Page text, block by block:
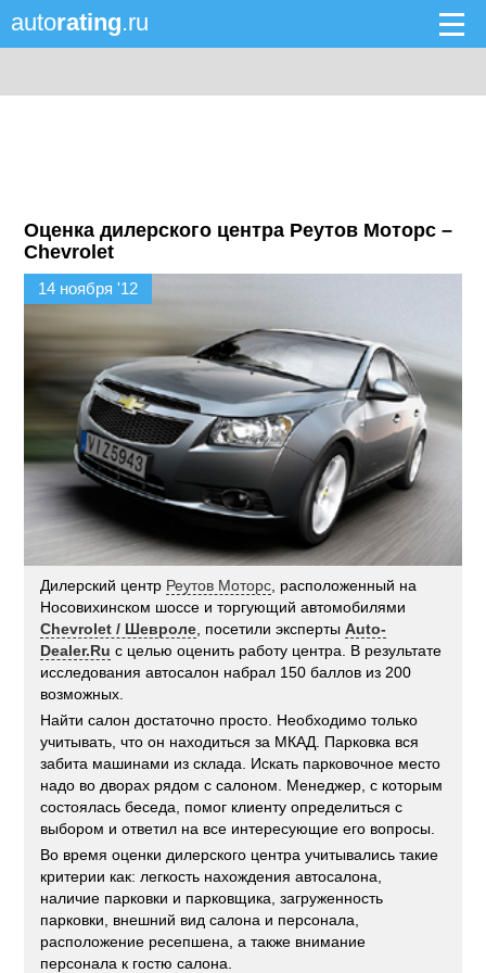
autorating.ru
Оценка дилерского центра Реутов Моторс –
Chevrolet
14 ноября '12
Дилерский центр Реутов Моторс , расположенный на
Носовихинском шоссе и торгующий автомобилями
Chevrolet / Шевроле , посетили экспертыAuto-
Dealer.Ru с целью оценить работу центра. В результате
исследования автосалон набрал 150 баллов из 200
возможных.
Найти салон достаточно просто. Необходимо только
учитывать, что он находиться за МКАД. Парковка вся
забита машинами из склада. Искать парковочное место
надо во дворах рядом с салоном. Менеджер, с которым
состоялась беседа, помог клиенту определиться с
выбором и ответил на все интересующие его вопросы.
Во время оценки дилерского центра учитывались такие
критерии как: легкость нахождения автосалона,
наличие парковки и парковщика, загруженность
парковки, внешний вид салона и персонала,
расположение ресепшена, а также внимание
персонала к гостю салона.